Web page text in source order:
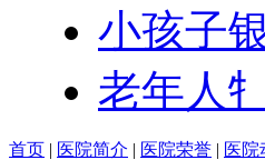
小孩子
老年人
首页 | 医院简介 | 医院荣誉 | 医院